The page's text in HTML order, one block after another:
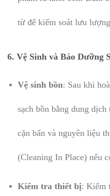
từ để kiểm soát lưu
6. Vệ Sinh và Bảo Dưỡng
Vệ sinh bồn: Sau khi
sạch bồn bằng dung
cặn bẩn và nguyên liệu
(Cleaning In Place) nếu
Kiểm tra thiết bị: Kiểm